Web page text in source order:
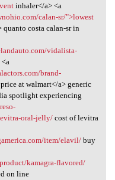
inhaler</a> <a
calan-sr/">lowest
quanto costa calan-sr in
vidalista-
brand-
at walmart</a> generic
spotlight experiencing
oral-jelly/cost of levitra
item/elavil/buy
kamagra-flavored/
on line